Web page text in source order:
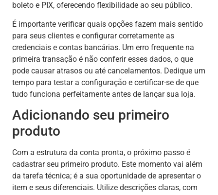
boleto e PIX, oferecendo flexibilidade ao seu público.
É importante verificar quais opções fazem mais sentido
para seus clientes e configurar corretamente as
credenciais e contas bancárias. Um erro frequente na
primeira transação é não conferir esses dados, o que
pode causar atrasos ou até cancelamentos. Dedique um
tempo para testar a configuração e certificar-se de que
tudo funciona perfeitamente antes de lançar sua loja.
Adicionando seu primeiro
produto
Com a estrutura da conta pronta, o próximo passo é
cadastrar seu primeiro produto. Este momento vai além
da tarefa técnica; é a sua oportunidade de apresentar o
item e seus diferenciais. Utilize descrições claras, com